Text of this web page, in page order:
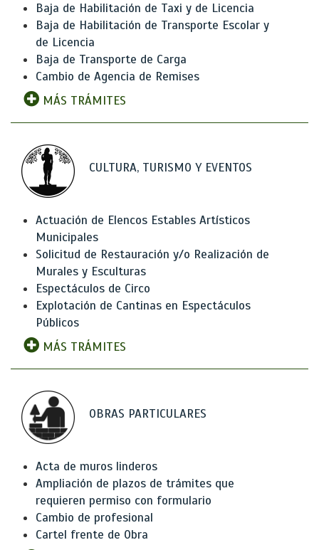
Baja de Habilitación de Taxi y de Licencia
Baja de Habilitación de Transporte Escolar y
de Licencia
Baja de Transporte de Carga
Cambio de Agencia de Remises
MÁS TRÁMITES
CULTURA, TURISMO Y EVENTOS
Actuación de Elencos Estables Artísticos
Municipales
Solicitud de Restauración y/o Realización de
Murales y Esculturas
Espectáculos de Circo
Explotación de Cantinas en Espectáculos
Públicos
MÁS TRÁMITES
OBRAS PARTICULARES
Acta de muros linderos
Ampliación de plazos de trámites que
requieren permiso con formulario
Cambio de profesional
Cartel frente de Obra